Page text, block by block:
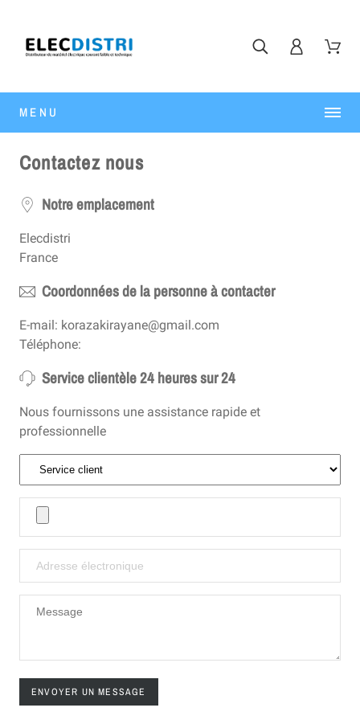
MENU
Contactez nous
Notre emplacement
Elecdistri
France
Coordonnées de la personne à contacter
E-mail: korazakirayane@gmail.com
Téléphone:
Service clientèle 24 heures sur 24
Nous fournissons une assistance rapide et
professionnelle
ENVOYER UN MESSAGE